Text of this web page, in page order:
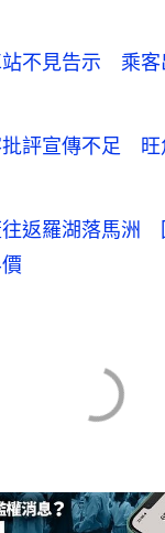
站不見告示 乘
評宣傳不足 旺
返羅湖落馬洲